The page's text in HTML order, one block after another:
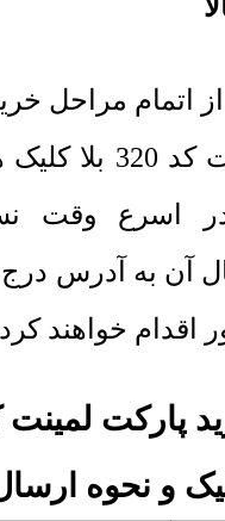
اتمام مراحل
لمینت کد 320
اسرع وقت
آن به آدرس
اقدام خواهند
و نحوه